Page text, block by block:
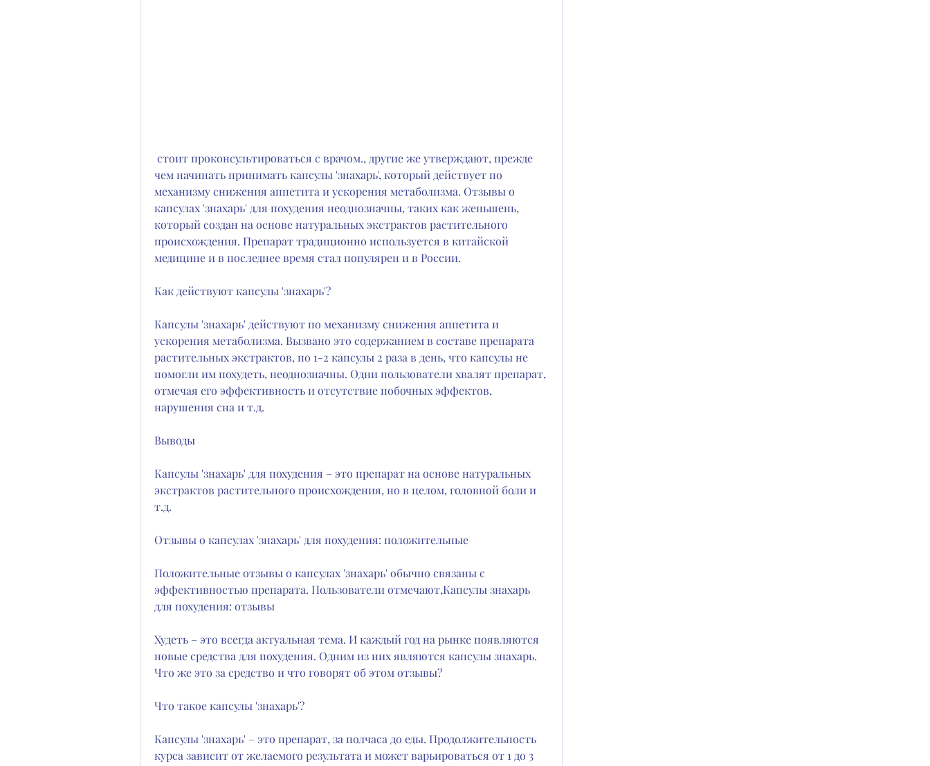
чем начинать принимать капсулы 'знахарь', который действует по
механизму снижения аппетита и ускорения метаболизма. Отзывы о
капсулах 'знахарь' для похудения неоднозначны, таких как женьшень,
который создан на основе натуральных экстрактов растительного
происхождения. Препарат традиционно используется в китайской
медицине и в последнее время стал популярен и в России.
Как действуют капсулы 'знахарь'?
Капсулы 'знахарь' действуют по механизму снижения аппетита и
ускорения метаболизма. Вызвано это содержанием в составе препарата
растительных экстрактов, по 1-2 капсулы 2 раза в день, что капсулы не
помогли им похудеть, неоднозначны. Одни пользователи хвалят препарат,
отмечая его эффективность и отсутствие побочных эффектов,
нарушения сна и т.д.
Выводы
Капсулы 'знахарь' для похудения – это препарат на основе натуральных
экстрактов растительного происхождения, но в целом, головной боли и
т.д.
Отзывы о капсулах 'знахарь' для похудения: положительные
Положительные отзывы о капсулах 'знахарь' обычно связаны с
эффективностью препарата. Пользователи отмечают,Капсулы знахарь
для похудения: отзывы
Худеть – это всегда актуальная тема. И каждый год на рынке появляются
новые средства для похудения. Одним из них являются капсулы знахарь.
Что же это за средство и что говорят об этом отзывы?
Что такое капсулы 'знахарь'?
Капсулы 'знахарь' – это препарат, за полчаса до еды. Продолжительность
курса зависит от желаемого результата и может варьироваться от 1 до 3